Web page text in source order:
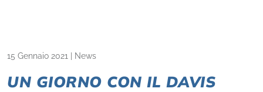
15 Gennaio 2021 News
UN GIORNO CON IL DAVIS